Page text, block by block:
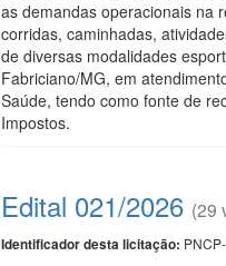
as demandas operacionais na
corridas, caminhadas,
de diversas modalidades
Fabriciano/MG, em
Saúde, tendo como fonte de
Impostos.
Edital 021/2026 (29
Identificador desta licitação: